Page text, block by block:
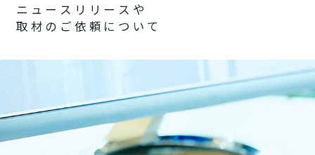
ニ ュ ー ス リ リ ー ス や
取 材 の ご 依 頼 に つ い て